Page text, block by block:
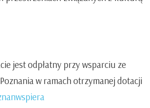
jest odpłatny przy wsparciu ze
w ramach otrzymanej dotacji